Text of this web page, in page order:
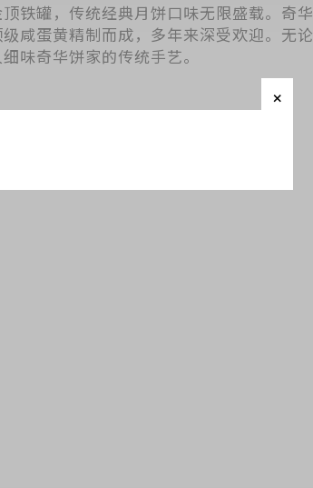
铁罐，传统经典月饼口味无限盛载。奇华
咸蛋黄精制而成，多年来深受欢迎。无论
味奇华饼家的传统手艺。